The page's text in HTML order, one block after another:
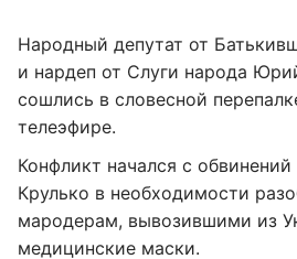
Народный депутат от
и нардеп от Слуги народа
сошлись в словесной
телеэфире.
Конфликт начался с
Крулько в необходимости
мародерам, вывозившими из
медицинские маски.